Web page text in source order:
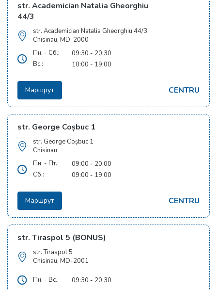
str. Academician Natalia Gheorghiu
44/3
str. Academician Natalia Gheorghiu 44/3
Chisinau, MD-2000
Пн. - Сб.:
09:30 - 20:30
Вс.:
10:00 - 19:00
CENTRU
Маршрут
str. George Coșbuc 1
str. George Coșbuc 1
Chisinau
Пн. - Пт.:
09:00 - 20:00
Сб.:
09:00 - 19:00
CENTRU
Маршрут
str. Tiraspol 5 (BONUS)
str. Tiraspol 5
Chisinau, MD-2001
Пн. - Вс.: 09:30 - 20:30